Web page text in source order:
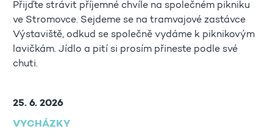
Přijďte strávit příjemné chvíle na společném pikniku
ve Stromovce. Sejdeme se na tramvajové zastávce
Výstaviště, odkud se společně vydáme k piknikovým
lavičkám. Jídlo a pití si prosím přineste podle své
chuti.
25. 6. 2026
VYCHÁZKY